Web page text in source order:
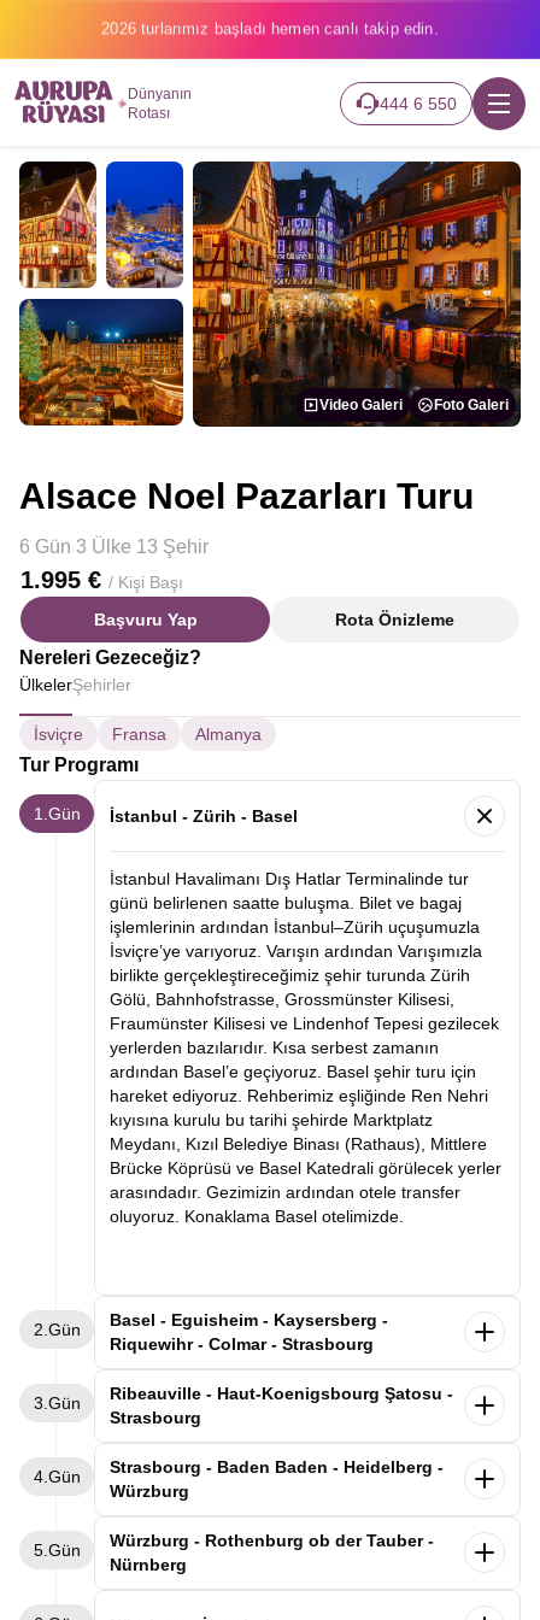
2026 turlarımız başladı hemen canlı takip edin.
Dünyanın
Rotası
444 6 550
Video Galeri Foto Galeri
Alsace Noel Pazarları Turu
6 Gün 3 Ülke 13 Şehir
1.995 € / Kişi Başı
Başvuru Yap
Rota Önizleme
Nereleri Gezeceğiz?
ÜlkelerŞehirler
İsviçre Fransa Almanya
Tur Programı
1.Gün İstanbul - Zürih - Basel
İstanbul Havalimanı Dış Hatlar Terminalinde tur
günü belirlenen saatte buluşma. Bilet ve bagaj
işlemlerinin ardından İstanbul–Zürih uçuşumuzla
İsviçre’ye varıyoruz. Varışın ardından Varışımızla
birlikte gerçekleştireceğimiz şehir turunda Zürih
Gölü, Bahnhofstrasse, Grossmünster Kilisesi,
Fraumünster Kilisesi ve Lindenhof Tepesi gezilecek
yerlerden bazılarıdır. Kısa serbest zamanın
ardından Basel’e geçiyoruz. Basel şehir turu için
hareket ediyoruz. Rehberimiz eşliğinde Ren Nehri
kıyısına kurulu bu tarihi şehirde Marktplatz
Meydanı, Kızıl Belediye Binası (Rathaus), Mittlere
Brücke Köprüsü ve Basel Katedrali görülecek yerler
arasındadır. Gezimizin ardından otele transfer
oluyoruz. Konaklama Basel otelimizde.
2.Gün
Basel - Eguisheim - Kaysersberg -
Riquewihr - Colmar - Strasbourg
Dünyaca ünlü şarap yolunun en güzel kasabalarını
geziyoruz. Alsas-Loren bölgesinde leyleklerin en
geziyoruz. Rengarenk evlerin arasında gezimizi
tamamladıktan “İmparator’un Dağı” anlamına gelen
boyunca uzanan bu eşsiz kasabayı geziyoruz.
Sonrasında şarap mahzenleriyle ünlü Riquewihr
kasabasına geçiyoruz. Üzüm bağlarının kasabanın
3.Gün
Ribeauville - Haut-Koenigsbourg Şatosu -
Strasbourg
kahvaltımızı yaptıktan sonra Strasbourg'daki
otelimizden ayrılarak devam ediyoruz. İlk
incilerinden biri olan Ribeauvillé kasabası. Üzüm
bağlarıyla çevrili bu şirin kasabada, renkli ahşap
4.Gün
Strasbourg - Baden Baden - Heidelberg -
Würzburg
Almanya-Fransa sınırında Kara Ormanın tam
ortasında yer alan Baden-Baden’e geçiyoruz.
5.Gün
Würzburg - Rothenburg ob der Tauber -
Nürnberg